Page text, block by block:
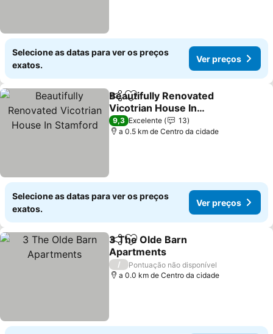
Selecione as datas para ver os preços
exatos.
Ver preços
PartilharAdicionar aos favoritos
Beautifully Renovated
Vicotrian House In
Stamford
Ver preços
9,3 Excelente
13
a 0.5 km de Centro da cidade
Selecione as datas para ver os preços
exatos.
Ver preços
PartilharAdicionar aos favoritos
3 The Olde Barn
Apartments
Ver preços
/
Pontuação não disponível
a 0.0 km de Centro da cidade